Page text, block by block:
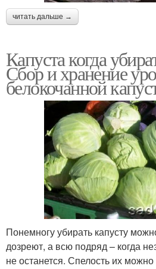
читать дальше →
Капуста когда
Сбор и хранение
белокочанной
Понемногу убирать капусту
дозреют, а всю подряд – когда
не останется. Спелость их